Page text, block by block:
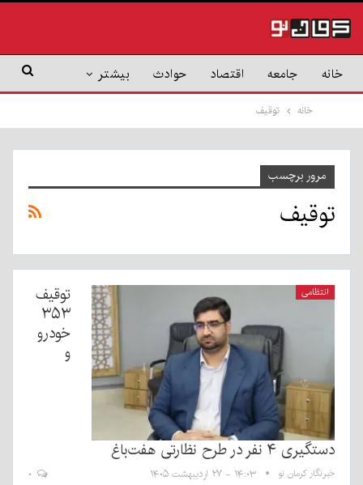
خانه جامعه اقتصاد حوادث بیشتر
خانه توقیف
مرور برچسب
توقیف
انتظامی
توقیف
۳۵۳
خودرو
و
دستگیری ۴ نفر در طرح نظارتی هفت‌باغ
خبرنگار کرمان نو ۱۴:۰۳ - ۲۷ اردیبهشت ۱۴۰۵